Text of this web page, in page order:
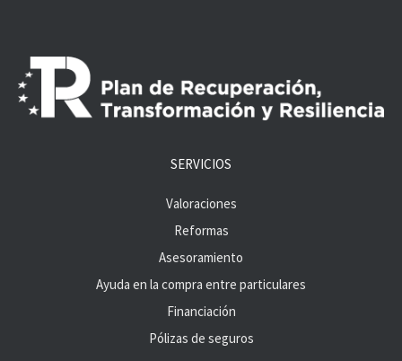
SERVICIOS
Valoraciones
Reformas
Asesoramiento
Ayuda en la compra entre particulares
Financiación
Pólizas de seguros